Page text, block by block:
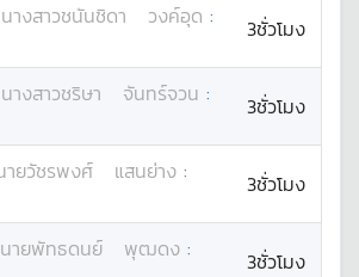
นางสาวชนันชิดา วงค์อุด :
3ชั่วโมง
นางสาวชริษา จันทร์จวน :
3ชั่วโมง
ายวัชรพงศ์ แสนย่าง :
3ชั่วโมง
นายพัทธดนย์ พุฒดง :
3ชั่วโมง